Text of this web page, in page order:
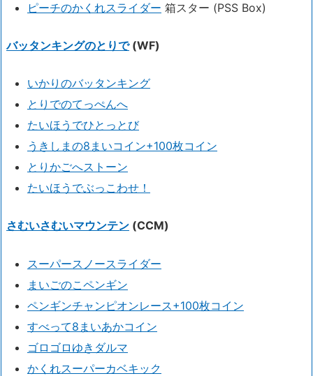
ピーチのかくれスライダー 箱スター (PSS Box)
バッタンキングのとりで(WF)
いかりのバッタンキング
とりでのてっぺんへ
たいほうでひとっとび
うきしまの8まいコイン+100枚コイン
とりかごへストーン
たいほうでぶっこわせ！
さむいさむいマウンテン (CCM)
スーパースノースライダー
まいごのこペンギン
ペンギンチャンピオンレース+100枚コイン
すべって8まいあかコイン
ゴロゴロゆきダルマ
かくれスーパーカベキック